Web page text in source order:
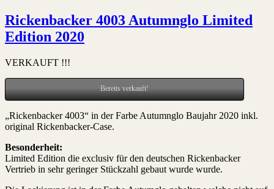
Rickenbacker 4003 Autumnglo Limited
Edition 2020
VERKAUFT !!!
Bereits verkauft!
„Rickenbacker 4003“ in der Farbe Autumnglo Baujahr 2020 inkl.
original Rickenbacker-Case.
Besonderheit:
Limited Edition die exclusiv für den deutschen Rickenbacker
Vertrieb in sehr geringer Stückzahl gebaut wurde wurde.